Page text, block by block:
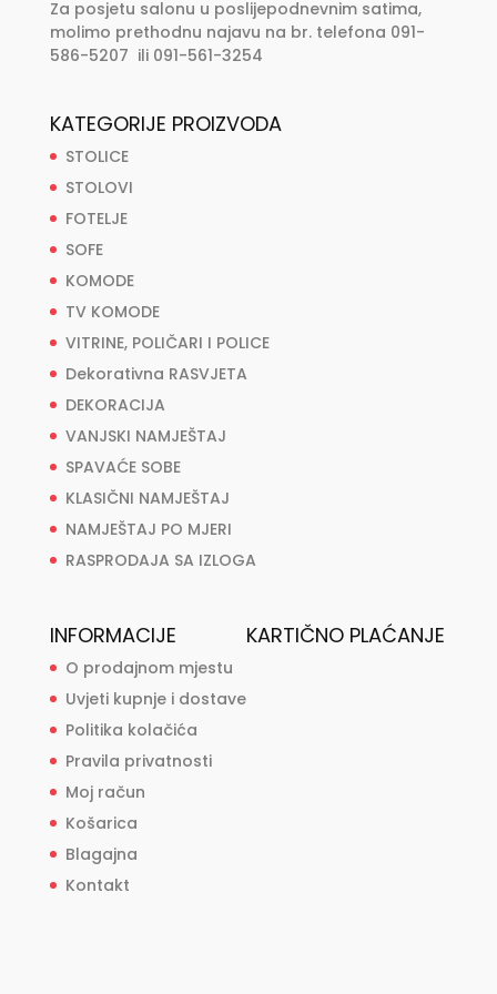
Za posjetu salonu u poslijepodnevnim satima,
molimo prethodnu najavu na br. telefona 091-
586-5207 ili 091-561-3254
KATEGORIJE PROIZVODA
STOLICE
STOLOVI
FOTELJE
SOFE
KOMODE
TV KOMODE
VITRINE, POLIČARI I POLICE
Dekorativna RASVJETA
DEKORACIJA
VANJSKI NAMJEŠTAJ
SPAVAĆE SOBE
KLASIČNI NAMJEŠTAJ
NAMJEŠTAJ PO MJERI
RASPRODAJA SA IZLOGA
INFORMACIJE
O prodajnom mjestu
Uvjeti kupnje i dostave
Politika kolačića
Pravila privatnosti
Moj račun
Košarica
Blagajna
Kontakt
KARTIČNO PLAĆANJE